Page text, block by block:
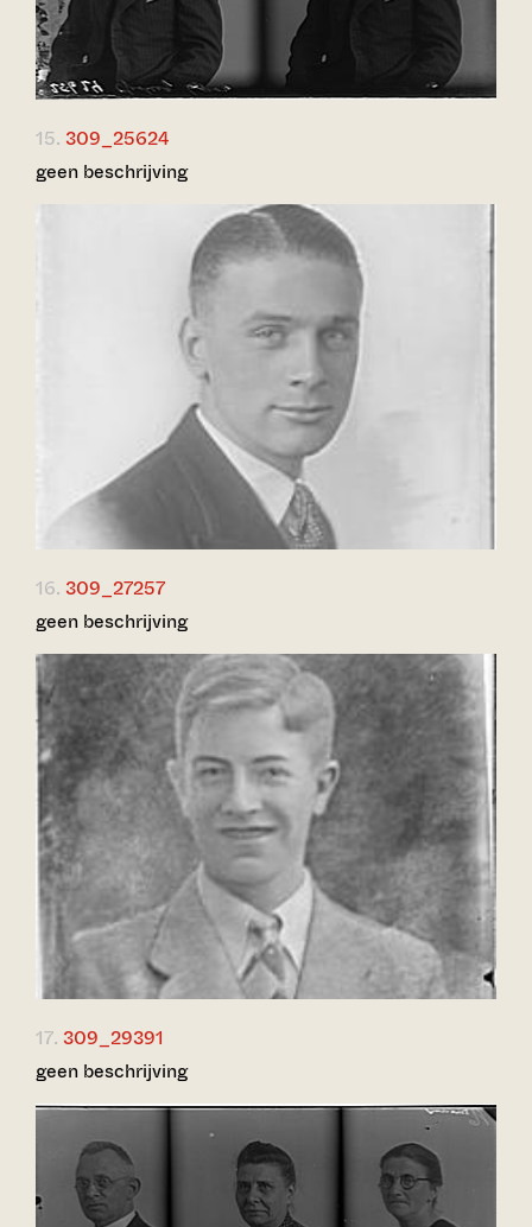
15. 309_25624
geen beschrijving
16. 309_27257
geen beschrijving
17. 309_29391
geen beschrijving